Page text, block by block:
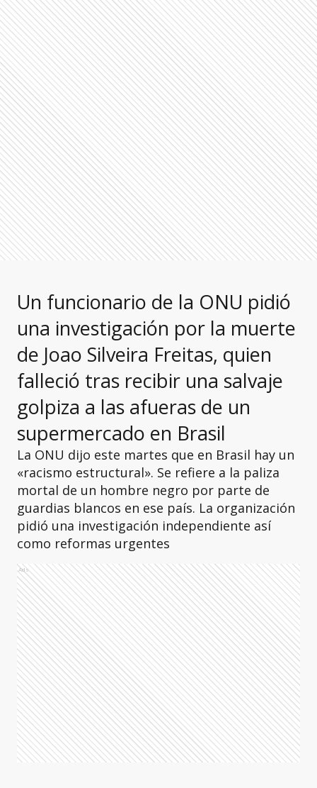
Un funcionario de la ONU pidió
una investigación por la muerte
de Joao Silveira Freitas, quien
falleció tras recibir una salvaje
golpiza a las afueras de un
supermercado en Brasil
La ONU dijo este martes que en Brasil hay un
«racismo estructural». Se refiere a la paliza
mortal de un hombre negro por parte de
guardias blancos en ese país. La organización
pidió una investigación independiente así
como reformas urgentes
Ads